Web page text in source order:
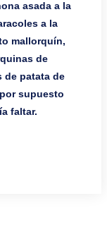
asada a la
a la
mallorquín,
de
de patata de
supuesto
faltar.